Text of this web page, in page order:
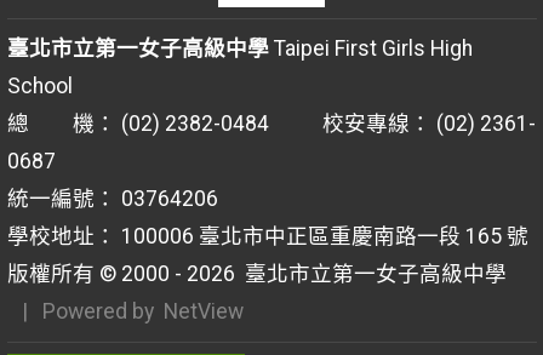
臺北市立第一女子高級中學Taipei First Girls High
School
總 機： (02) 2382-0484 校安專線： (02) 2361-
0687
統一編號： 03764206
學校地址： 100006 臺北市中正區重慶南路一段 165 號
版權所有 © 2000 - 2026 臺北市立第一女子高級中學
| Powered by NetView